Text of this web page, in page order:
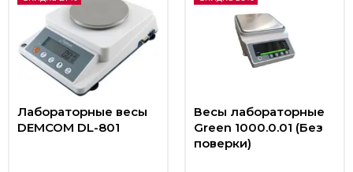
Лабораторные весы
DEMCOM DL-801
Весы лабораторные
Green 1000.0.01 (Без
поверки)